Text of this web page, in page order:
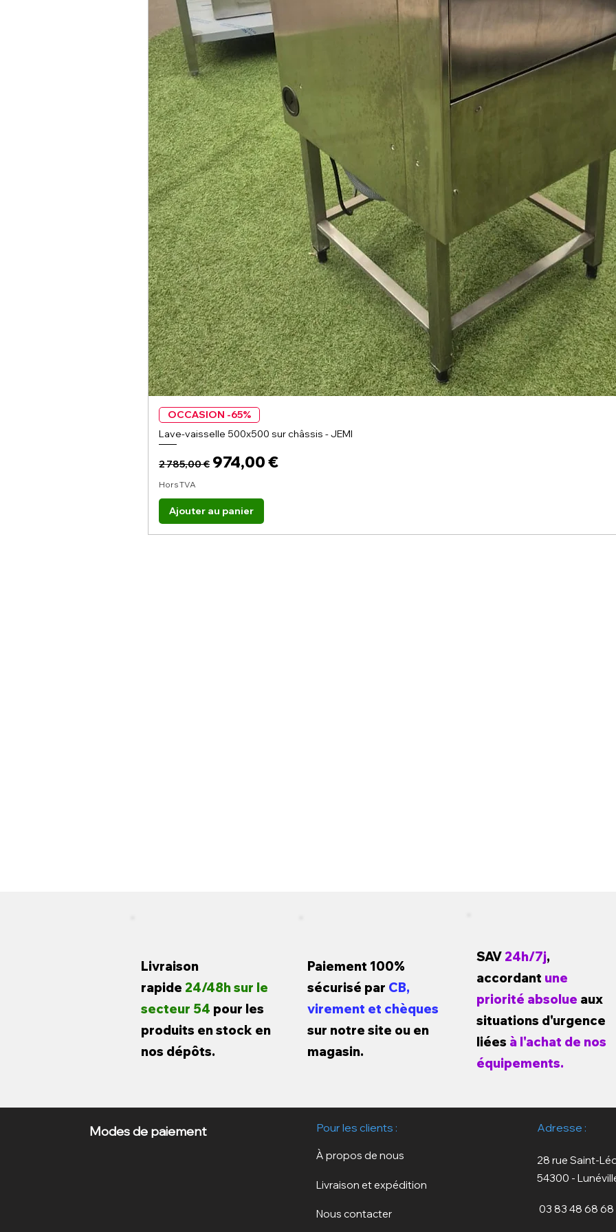
OCCASION -65%
Lave-vaisselle 500x500 sur châssis - JEMI
Prix original
2 785,00 € Prix promotionnel
974,00 €
Hors TVA
Ajouter au panier
Livraison
rapide 24/48h sur le
secteur 54 pour les
produits en stock en
nos dépôts.
Paiement 100%
sécurisé par CB,
virement et chèques
sur notre site ou en
magasin.
SAV 24h/7j,
accordant une
priorité absolue aux
situations d'urgence
liées à l'achat de nos
équipements.
Modes de paiement Pour les clients :
À propos de nous
Livraison et expédition
Nous contacter
Adresse :
28 rue Saint-
54300 - Lunéville
03 83 48 68 68